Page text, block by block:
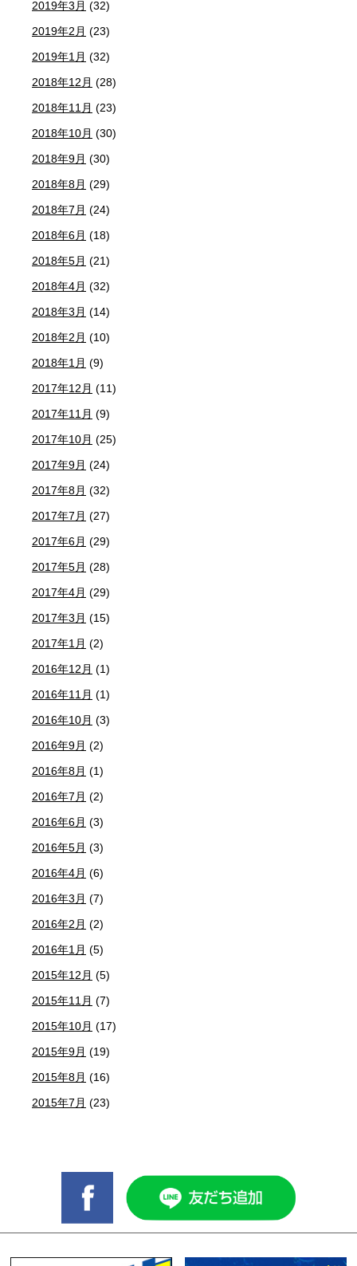
2019年3月 (32)
2019年2月 (23)
2019年1月 (32)
2018年12月 (28)
2018年11月 (23)
2018年10月 (30)
2018年9月 (30)
2018年8月 (29)
2018年7月 (24)
2018年6月 (18)
2018年5月 (21)
2018年4月 (32)
2018年3月 (14)
2018年2月 (10)
2018年1月 (9)
2017年12月 (11)
2017年11月 (9)
2017年10月 (25)
2017年9月 (24)
2017年8月 (32)
2017年7月 (27)
2017年6月 (29)
2017年5月 (28)
2017年4月 (29)
2017年3月 (15)
2017年1月 (2)
2016年12月 (1)
2016年11月 (1)
2016年10月 (3)
2016年9月 (2)
2016年8月 (1)
2016年7月 (2)
2016年6月 (3)
2016年5月 (3)
2016年4月 (6)
2016年3月 (7)
2016年2月 (2)
2016年1月 (5)
2015年12月 (5)
2015年11月 (7)
2015年10月 (17)
2015年9月 (19)
2015年8月 (16)
2015年7月 (23)